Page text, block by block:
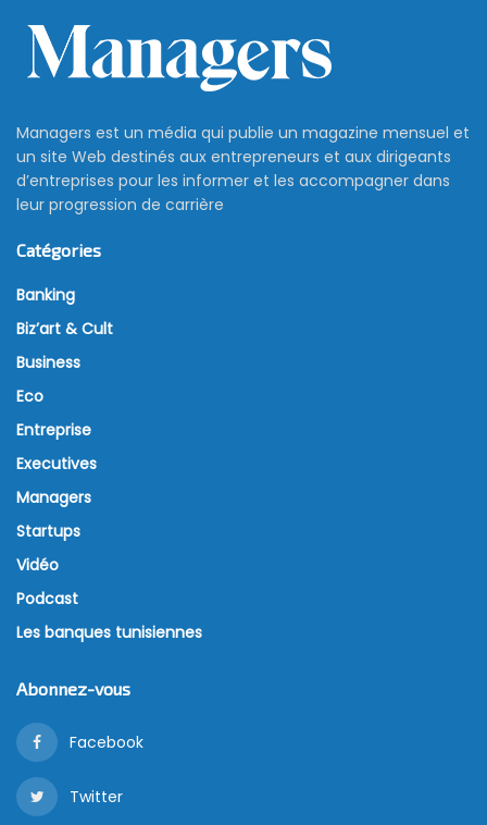
Les nouveaux tarifs des
consultations des médecins
privés
6 janvier 2025
Depuis le 1er janvier 2025, les honoraires médicaux en
Tunisie ont été révisés à la hausse, suscitant des
l’opinion publique. Les consultations en médecine
générale sont passées de 35-45 dinars à 40-55
dinars, tandis que celles en médecine spécialisée ont
augmenté de 50-70 dinars à 55-80 dinars,
enregistrant ainsi une hausse de 5 à 10 dinars.
La révision des tarifs médicaux s’explique par trois
facteurs principaux: l’inflation persistante, avec un
de la vie et nécessitant une compensation pour
deux ans sans ajustement des honoraires; une
fiscalité alourdie, avec un impôt sur le revenu passé
de 35 à 40% et une TVA de 7%, représentant près de